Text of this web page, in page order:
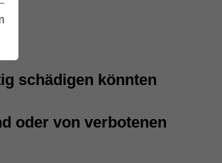
schädigen könnten
oder von verbotenen